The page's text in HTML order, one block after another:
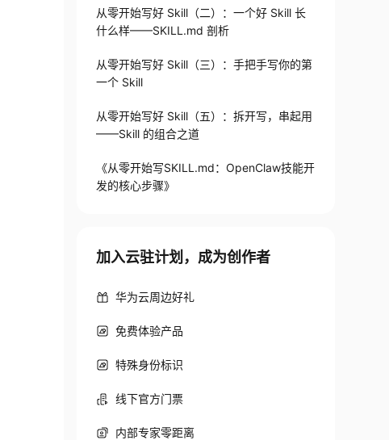
从零开始写好 Skill（二）：一个好 Skill 长
什么样——SKILL.md 剖析
从零开始写好 Skill（三）：手把手写你的第
一个 Skill
从零开始写好 Skill（五）：拆开写，串起用
——Skill 的组合之道
《从零开始写SKILL.md：OpenClaw技能开
发的核心步骤》
加入云驻计划，成为创作者
华为云周边好礼
免费体验产品
特殊身份标识
线下官方门票
内部专家零距离